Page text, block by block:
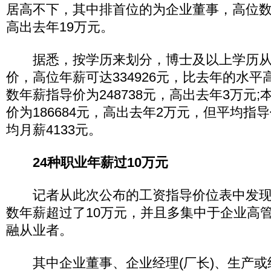
居高不下，其中排首位的为企业董事，高位
高出去年19万元。
据悉，按学历来划分，博士及以上学历
价，高位年薪可达334926元，比去年的水平
数年薪指导价为248738元，高出去年3万元;
价为186684元，高出去年2万元，但平均指
均月薪4133元。
24种职业年薪过10万元
记者从此次公布的工资指导价位表中发
数年薪超过了10万元，并且多集中于企业高
融从业者。
其中企业董事、企业经理(厂长)、生产或